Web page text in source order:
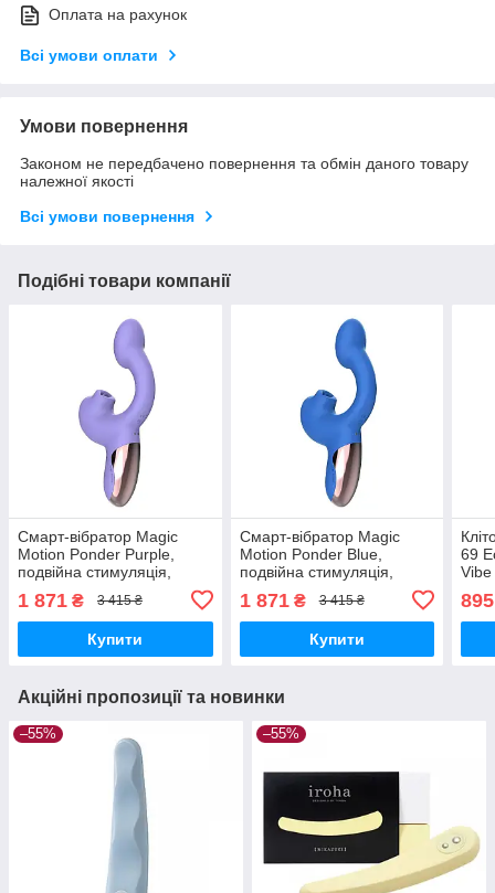
Оплата на рахунок
Всі умови оплати
Умови повернення
Законом не передбачено повернення та обмін даного товару
належної якості
Всі умови повернення
Подібні товари компанії
Смарт-вібратор Magic
Motion Ponder Purple,
подвійна стимуляція,
клітора Вібратори
мастурбатори секс-шоп
1 871 ₴ 3 415 ₴
Купити
Смарт-вібратор Magic
Motion Ponder Blue,
подвійна стимуляція,
клітора Вібратори
мастурбатори секс-шоп
1 871₴ 3 415 ₴
Купити
69
Vibe
895
Акційні пропозиції та новинки
–55% –55%